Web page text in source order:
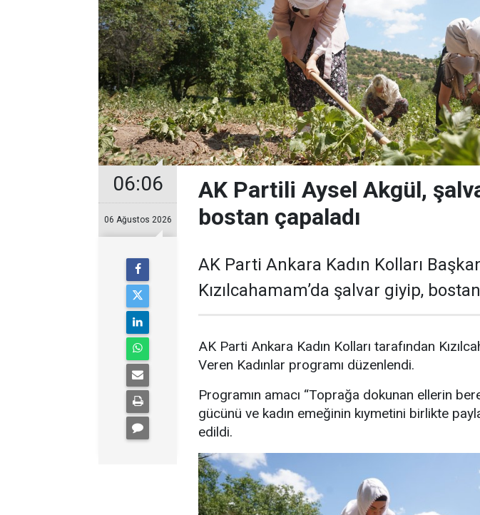
06:06
06 Ağustos 2026
AK Partili Aysel Akgül,
bostan çapaladı
AK Parti Ankara Kadın Kolları
Kızılcahamam’da şalvar giyip,
AK Parti Ankara Kadın Kolları tarafından
Veren Kadınlar programı düzenlendi.
Programın amacı “Toprağa dokunan ellerin
gücünü ve kadın emeğinin kıymetini birlikte
edildi.